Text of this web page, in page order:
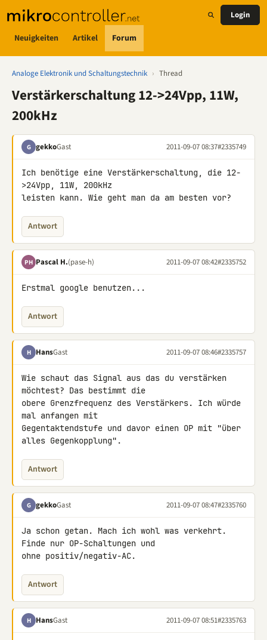
Neuigkeiten Artikel Forum
Login
Analoge Elektronik und Schaltungstechnik › Thread
Verstärkerschaltung 12->24Vpp, 11W,
200kHz
G gekkoGast 2011-09-07 08:37#2335749
Ich benötige eine Verstärkerschaltung, die 12-
>24Vpp, 11W, 200kHz
leisten kann. Wie geht man da am besten vor?
Antwort
PH Pascal H.(pase-h) 2011-09-07 08:42#2335752
Erstmal google benutzen...
Antwort
H HansGast 2011-09-07 08:46#2335757
Wie schaut das Signal aus das du verstärken
möchtest? Das bestimmt die
obere Grenzfrequenz des Verstärkers. Ich würde
mal anfangen mit
Gegentaktendstufe und davor einen OP mit "über
alles Gegenkopplung".
Antwort
G gekkoGast 2011-09-07 08:47#2335760
Ja schon getan. Mach ich wohl was verkehrt.
Finde nur OP-Schaltungen und
ohne positiv/negativ-AC.
Antwort
H HansGast 2011-09-07 08:51#2335763